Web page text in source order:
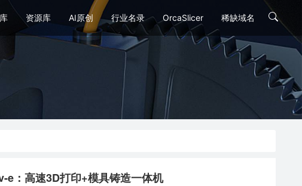
资源库 AI原创 行业名录 OrcaSlicer 稀缺域名
e：高速3D打印+模具铸造一体机